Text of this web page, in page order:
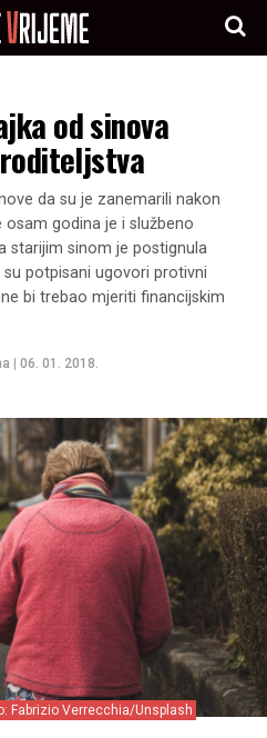
od sinova
da su je zanemarili nakon
godina je i službeno
starijim sinom je postignula
potpisani ugovori protivni
bi trebao mjeriti financijskim
06. 01. 2018.
Fabrizio Verrecchia/Unsplash